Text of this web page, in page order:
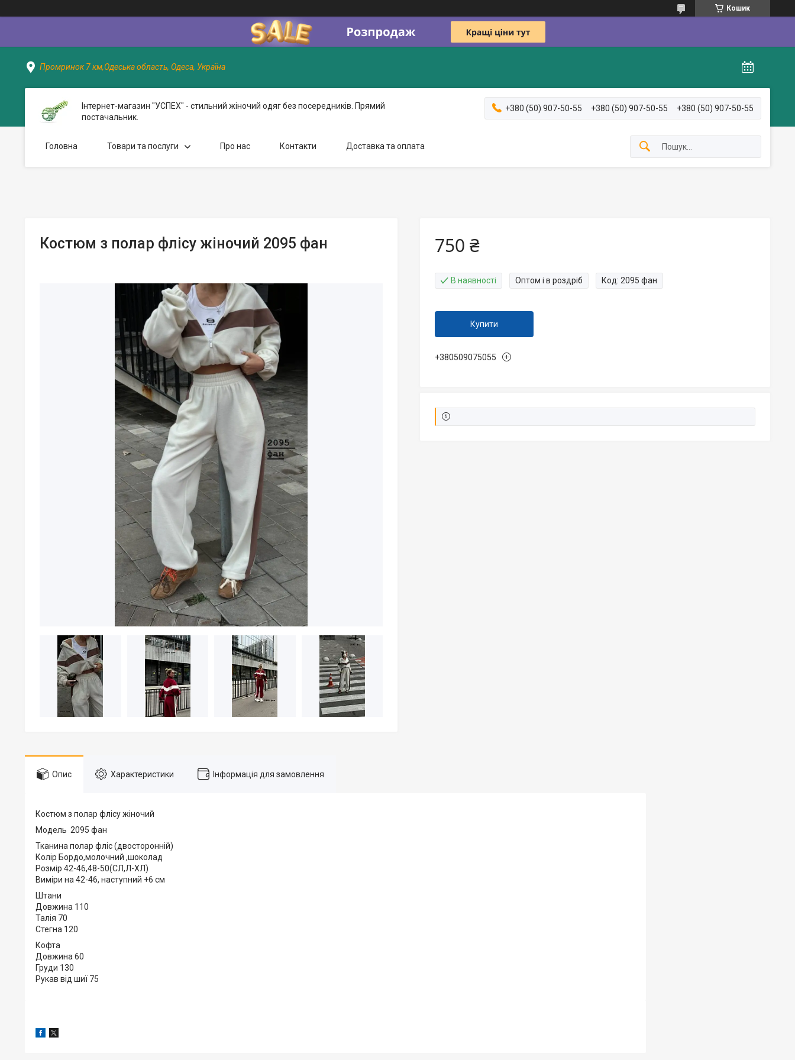
Кошик
Промринок 7 км,Одеська область, Одеса, Україна
Інтернет-магазин "УСПЕХ" - стильний жіночий одяг без посередників. Прямий
постачальник.
+380 (50) 907-50-55 +380 (50) 907-50-55 +380 (50) 907-50-55
Головна Товари та послуги Про нас Контакти Доставка та оплата
Костюм з полар флісу жіночий 2095 фан 750 ₴
В наявності Оптом і в роздріб Код: 2095 фан
Купити
+380509075055
Опис Характеристики Інформація для замовлення
Костюм з полар флісу жіночий
Модель 2095 фан
Тканина полар фліс (двосторонній)
Колір Бордо,молочний ,шоколад
Розмір 42-46,48-50(СЛ,Л-ХЛ)
Виміри на 42-46, наступний +6 см
Штани
Довжина 110
Талія 70
Стегна 120
Кофта
Довжина 60
Груди 130
Рукав від шиї 75